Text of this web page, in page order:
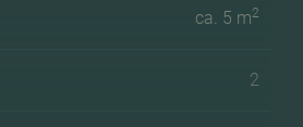
ca. 5 m2
2